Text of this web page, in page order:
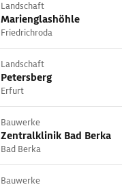
Landschaft
Marienglashöhle
Friedrichroda
Landschaft
Petersberg
Erfurt
Bauwerke
Zentralklinik Bad Berka
Bad Berka
Bauwerke